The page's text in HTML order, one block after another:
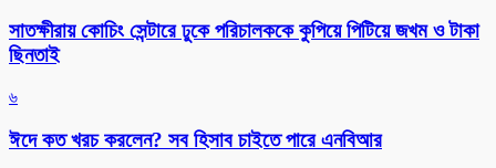
সাতক্ষীরায় কোচিং সেন্টারে ঢুকে পরিচালককে কুপিয়ে পিটিয়ে জখম ও টাকা
ছিনতাই
৬
ঈদে কত খরচ করলেন? সব হিসাব চাইতে পারে এনবিআর